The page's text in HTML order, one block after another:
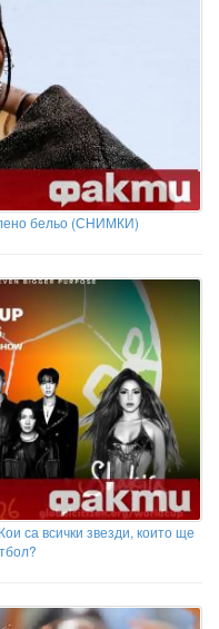
бельо (СНИМКИ)
са всички звезди, които ще